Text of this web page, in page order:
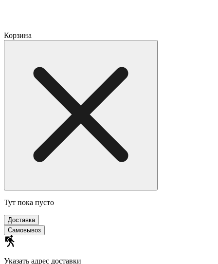
Корзина
Тут пока пусто
Доставка
Самовывоз
Указать адрес доставки